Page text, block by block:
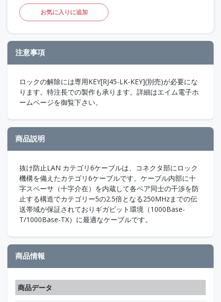
お気に入りに追加
注意事項
ロックの解除には専用KEY[RJ45-LK-KEY](別売)が必要にな
ります。特注長での製作も承ります。詳細はエイム電子ホ
ームページを御覧下さい。
商品説明
抜け防止LAN カテゴリ6ケーブルは、コネクタ部にロック
機構を備えたカテゴリ6ケーブルです。ケーブル内部に十
字スペーサ（十字介在）を内蔵して各ペア同士の干渉を防
止する構造でカテゴリー5の2.5倍となる250MHzまでの伝
送帯域が保証されておりギガビット環境（1000Base-
T/1000Base-TX）に最適なケーブルです。
商品情報
商品データ